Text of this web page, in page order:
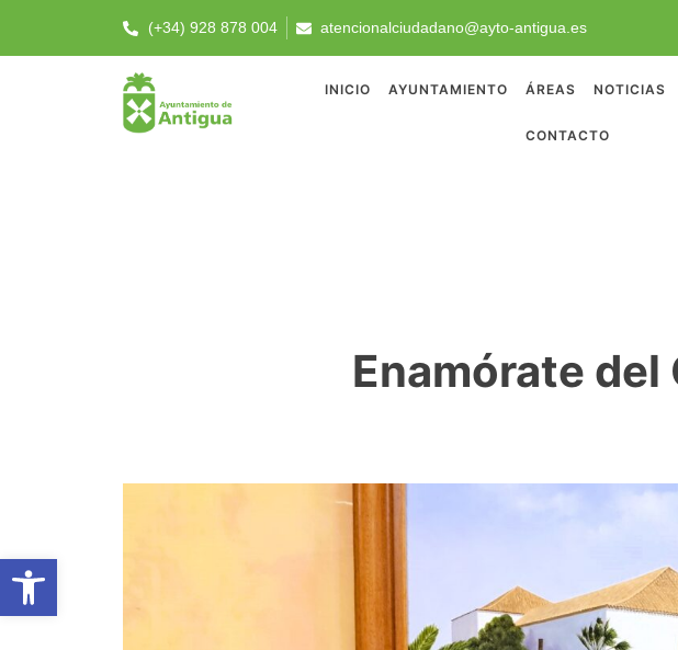
(+34) 928 878 004 atencionalciudadano@ayto-antigua.es
INICIO AYUNTAMIENTO ÁREAS NOTICIAS
CONTACTO
Enamórate
Abrir barra de herramientas